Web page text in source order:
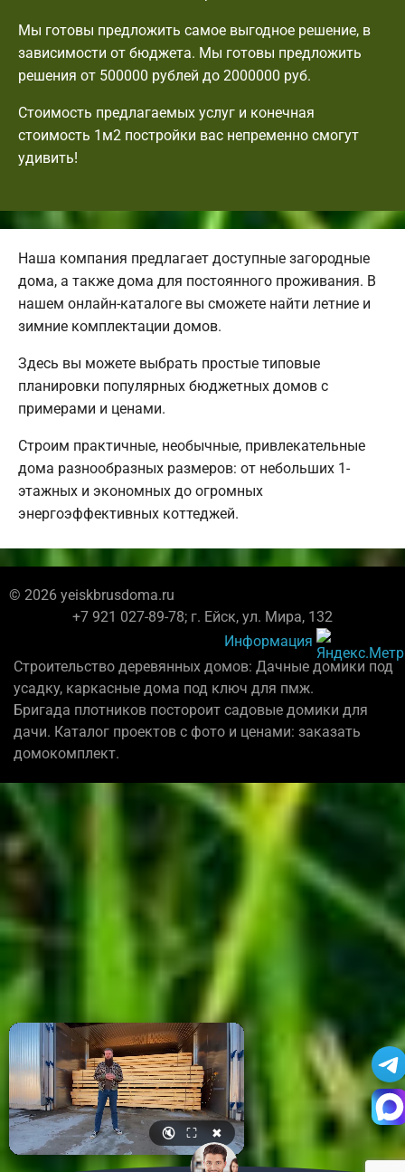
Мы готовы предложить самое выгодное решение, в
зависимости от бюджета. Мы готовы предложить
решения от 500000 рублей до 2000000 руб.
Стоимость предлагаемых услуг и конечная
стоимость 1м2 постройки вас непременно смогут
удивить!
Наша компания предлагает доступные загородные
дома, а также дома для постоянного проживания. В
нашем онлайн-каталоге вы сможете найти летние и
зимние комплектации домов.
Здесь вы можете выбрать простые типовые
планировки популярных бюджетных домов с
примерами и ценами.
Строим практичные, необычные, привлекательные
дома разнообразных размеров: от небольших 1-
этажных и экономных до огромных
энергоэффективных коттеджей.
© 2026 yeiskbrusdoma.ru
+7 921 027-89-78; г. Ейск, ул. Мира, 132
Информация
Строительство деревянных домов: Дачные домики под
усадку, каркасные дома под ключ для пмж.
Бригада плотников постороит садовые домики для
дачи. Каталог проектов с фото и ценами: заказать
домокомплект.
🔇 ⛶ ✖